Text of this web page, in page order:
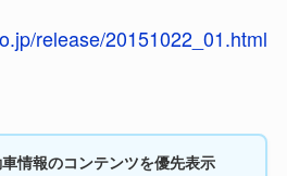
release/20151022_01.html
情報のコンテンツを優先表示